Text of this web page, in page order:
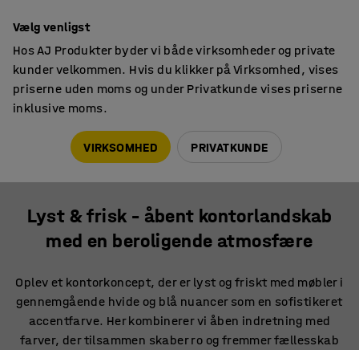
Lyst & frisk – åbent kontorlandskab med en beroligende
Lyst & frisk – åbent kontorlandskab
med en beroligende atmosfære
Oplev et kontorkoncept, der er lyst og friskt med møbler i
gennemgående hvide og blå nuancer som en sofistikeret
accentfarve. Her kombinerer vi åben indretning med
farver, der tilsammen skaber ro og fremmer fællesskab
Vælg venligst
Hos AJ Produkter byder vi både virksomheder og private
kunder velkommen. Hvis du klikker på Virksomhed, vises
priserne uden moms og under Privatkunde vises priserne
inklusive moms.
VIRKSOMHED PRIVATKUNDE